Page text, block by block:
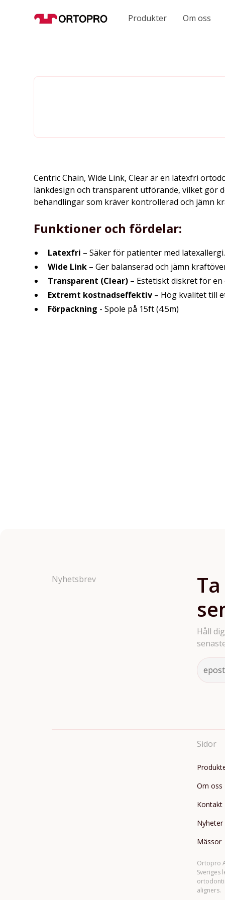
Produkter Om oss
Centric Chain, Wide Link, Clear är en latexfri
länkdesign och transparent utförande, vilket gör
behandlingar som kräver kontrollerad och jämn
Funktioner och fördelar:
Latexfri – Säker för patienter med latexallergi.
Wide Link – Ger balanserad och jämn
Transparent (Clear) – Estetiskt diskret för en
Extremt kostnadseffektiv – Hög kvalitet till
Förpackning - Spole på 15ft (4.5m)
Nyhetsbrev
Håll
Sidor
Om oss
Kontakt
Nyheter
Mässor
Ortopro
Sveriges
aligners.